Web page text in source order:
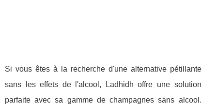
Si vous êtes à la recherche d'une alternative pétillante
sans les effets de l'alcool, Ladhidh offre une solution
parfaite avec sa gamme de champagnes sans alcool.